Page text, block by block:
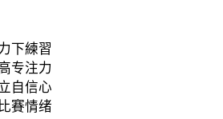
下練習
专注力
自信心
賽情绪